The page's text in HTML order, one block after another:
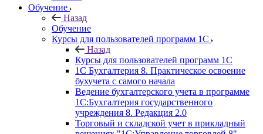
Обучение
Назад
Обучение
Курсы для пользователей программ 1С
Назад
Курсы для пользователей программ 1С
1С Бухгалтерия 8. Практическое освоение
бухучета с самого начала
Ведение бухгалтерского учета в программе
1С:Бухгалтерия государственного
учреждения 8. Редакция 2.0
Торговый и складской учет в прикладный